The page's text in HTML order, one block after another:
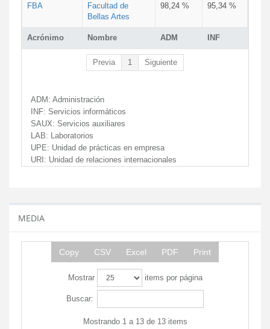
Acrónimo Nombre ADM INF
FBA
Facultad de
Bellas Artes
98,24 % 95,34 %
Previa 1 Siguiente
ADM: Administración
INF: Servicios informáticos
SAUX: Servicios auxiliares
LAB: Laboratorios
UPE: Unidad de prácticas en empresa
URI: Unidad de relaciones internacionales
MEDIA
Copy CSV Excel PDF Print
Mostrar items por página
Buscar:
Mostrando 1 a 13 de 13 items